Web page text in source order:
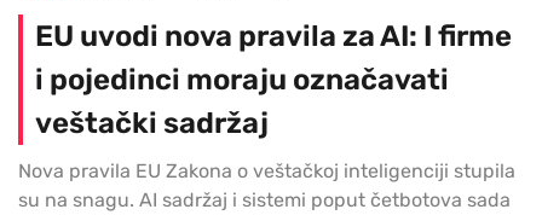
EU uvodi nova pravila za AI: I firme
i pojedinci moraju označavati
veštački sadržaj
Nova pravila EU Zakona o veštačkoj inteligenciji stupila
su na snagu. AI sadržaj i sistemi poput četbotova sada